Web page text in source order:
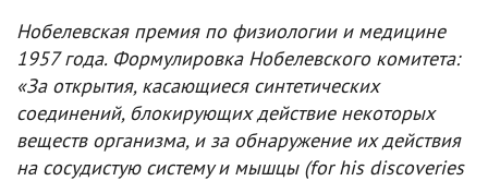
Нобелевская премия по физиологии и медицине
1957 года. Формулировка Нобелевского комитета:
«За открытия, касающиеся синтетических
соединений, блокирующих действие некоторых
веществ организма, и за обнаружение их действия
на сосудистую систему и мышцы (for his discoveries